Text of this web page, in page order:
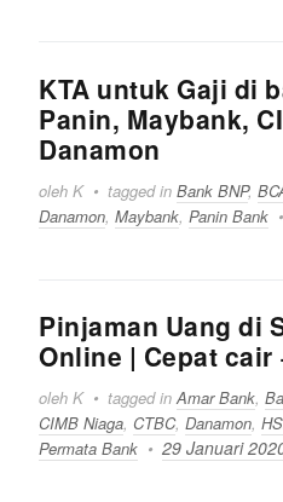
KTA untuk Gaji di
Panin, Maybank,
Danamon
oleh K tagged in Bank BNP,
Danamon, Maybank, Panin Bank
Pinjaman Uang di
Online | Cepat cair
oleh K tagged inAmar Bank,
CIMB Niaga, CTBC, Danamon,
Permata Bank
29 Januari